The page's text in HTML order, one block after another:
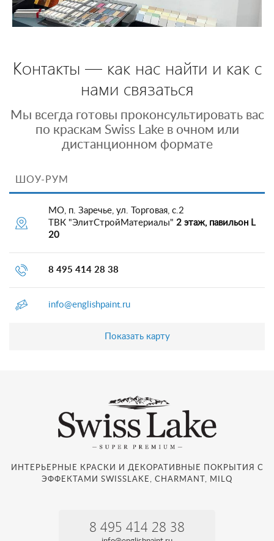
Контакты — как нас найти и как с
нами связаться
Мы всегда готовы проконсультировать вас
по краскам Swiss Lake в очном или
дистанционном формате
ШОУ-РУМ
МО, п. Заречье, ул. Торговая, с.2
ТВК "ЭлитСтройМатериалы" 2 этаж, павильон L
20
8 495 414 28 38
info@englishpaint.ru
Показать карту
ИНТЕРЬЕРНЫЕ КРАСКИ И ДЕКОРАТИВНЫЕ ПОКРЫТИЯ С
ЭФФЕКТАМИ SWISSLAKE, CHARMANT, MILQ
8 495 414 28 38